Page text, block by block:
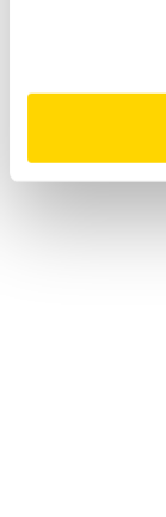
website niet